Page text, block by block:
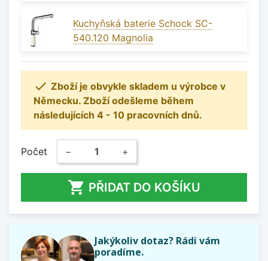
Kuchyňská baterie Schock SC-
540.120 Magnolia
 Zboží je obvykle skladem u výrobce v
Německu. Zboží odešleme během
následujících 4 - 10 pracovních dnů.
Počet − +
 PŘIDAT DO KOŠÍKU
Jakýkoliv dotaz? Rádi vám
poradíme.